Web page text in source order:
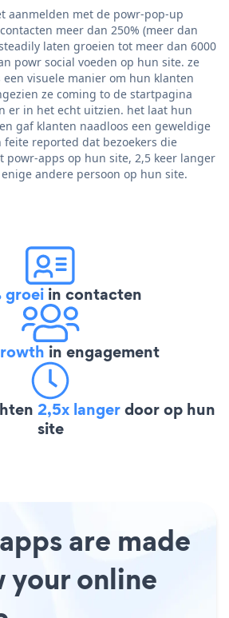
aanmelden met de powr-pop-up
meer dan 250% (meer dan
laten groeien tot meer dan 6000
powr social voeden op hun site. ze
visuele manier om hun klanten
ze coming to de startpagina
er in het echt uitzien. het laat hun
gaf klanten naadloos een geweldige
reported dat bezoekers die
powr-apps op hun site, 2,5 keer langer
andere persoon op hun site.
groei in contacten
in engagement
2,5x langerdoor op hun
site
are made
your online